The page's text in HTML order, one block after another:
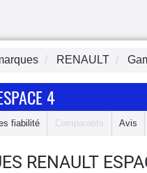
RENAULT
4
fiabilité Comparatifs Avis
RENAULT